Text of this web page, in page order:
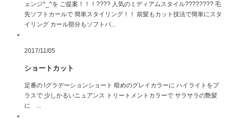
ェンジ^_^を ご提案！！！???? 人気のミディアムスタイル???????? 毛
先ソフトカールで 簡単スタイリング！！ 前髪もカット技法で簡単にスタ
イリング カール部分もソフトパ...
2017/11/05
ショートカット
定番の lグラデーションショート 暗めのグレイカラーに ハイライトをプ
ラスで 少しかるいニュアンス トリートメントカラーで サラサラの艶髪
に ...